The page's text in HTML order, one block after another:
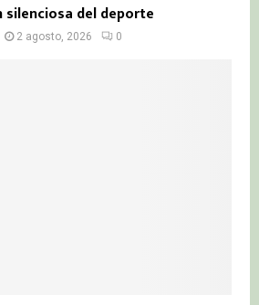
del deporte
2 agosto, 2026 0